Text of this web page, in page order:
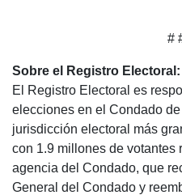
#
Sobre el Registro Electoral:
El Registro Electoral es
elecciones en el Condado
jurisdicción electoral más
con 1.9 millones de votantes
agencia del Condado, que
General del Condado y